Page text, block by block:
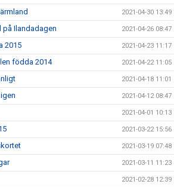
2021-04-30 13:49
på Ilandadagen 2021-04-26 08:47
2015 2021-04-23 11:17
födda 2014 2021-04-22 11:05
2021-04-18 11:01
2021-04-12 08:47
2021-04-01 10:13
2021-03-22 15:56
2021-03-19 07:48
2021-03-11 11:23
2021-02-28 12:39